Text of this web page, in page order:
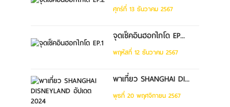
ศุกร์ที่ 13 ธันวาคม 2567
จุดเช็คอินฮอกไกโด EP...
พฤหัสที่ 12 ธันวาคม 2567
พาเที่ยว SHANGHAI DI...
พุธที่ 20 พฤศจิกายน 2567